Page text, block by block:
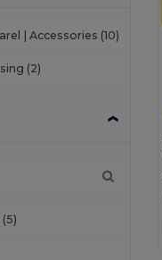
| Accessories (10)
(2)
(5)